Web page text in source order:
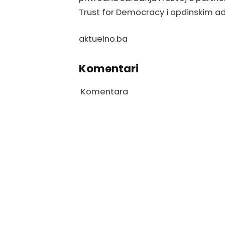
Trust for Democracy i opdinskim
aktuelno.ba
Komentari
Komentara